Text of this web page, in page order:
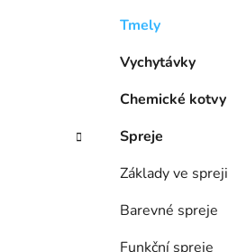
Tmely
Vychytávky
Chemické kotvy
Spreje
Základy ve spreji
Barevné spreje
Funkční spreje